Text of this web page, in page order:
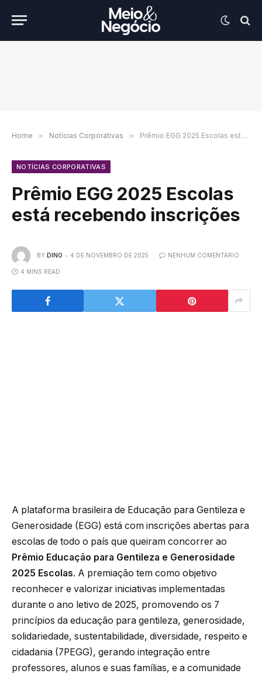
Home » Notícias Corporativas » Prêmio EGG 2025 Escolas está recebendo inscrições
NOTÍCIAS CORPORATIVAS
Prêmio EGG 2025 Escolas
está recebendo inscrições
BY DINO 4 DE NOVEMBRO DE 2025 NENHUM COMENTÁRIO
4 MINS READ
A plataforma brasileira de Educação para Gentileza e
Generosidade (EGG) está com inscrições abertas para
escolas de todo o país que queiram concorrer ao
Prêmio Educação para Gentileza e Generosidade
2025 Escolas. A premiação tem como objetivo
reconhecer e valorizar iniciativas implementadas
durante o ano letivo de 2025, promovendo os 7
princípios da educação para gentileza, generosidade,
solidariedade, sustentabilidade, diversidade, respeito e
cidadania (7PEGG), gerando integração entre
professores, alunos e suas famílias, e a comunidade